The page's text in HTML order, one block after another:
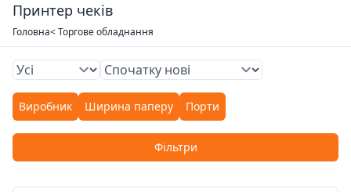
Принтер чеків
Головна< Торгове обладнання
Виробник Ширина паперу Порти
Фільтри